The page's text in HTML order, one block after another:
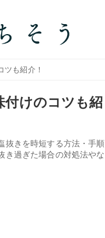
も紹介！
付けのコツも紹
抜きを時短する方法・手順
き過ぎた場合の対処法やな